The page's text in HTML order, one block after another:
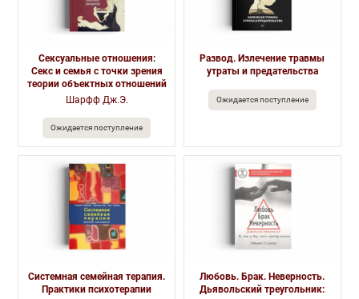
Сексуальные отношения:
Секс и семья с точки зрения
теории объектных отношений
Шарфф Дж.Э.
Ожидается поступление
Развод. Излечение травмы
утраты и предательства
Ожидается поступление
Системная семейная терапия.
Практики психотерапии
Любовь. Брак. Неверность.
Дьявольский треугольник: